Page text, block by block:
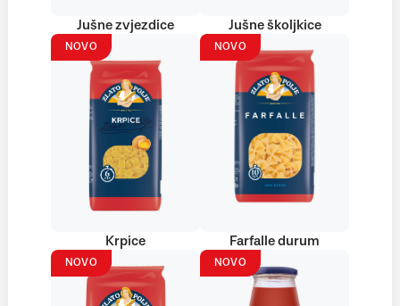
Jušne zvjezdice Jušne školjkice
NOVO
Krpice
NOVO
Farfalle durum
NOVO NOVO